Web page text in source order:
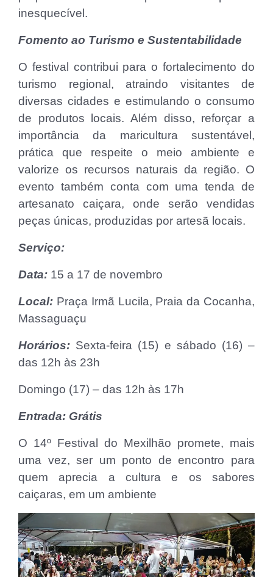
inesquecível.
Fomento ao Turismo e Sustentabilidade
O festival contribui para o fortalecimento do
turismo regional, atraindo visitantes de
diversas cidades e estimulando o consumo
de produtos locais. Além disso, reforçar a
importância da maricultura sustentável,
prática que respeite o meio ambiente e
valorize os recursos naturais da região. O
evento também conta com uma tenda de
artesanato caiçara, onde serão vendidas
peças únicas, produzidas por artesã locais.
Serviço:
Data: 15 a 17 de novembro
Local: Praça Irmã Lucila, Praia da Cocanha,
Massaguaçu
Horários: Sexta-feira (15) e sábado (16) –
das 12h às 23h
Domingo (17) – das 12h às 17h
Entrada: Grátis
O 14º Festival do Mexilhão promete, mais
uma vez, ser um ponto de encontro para
quem aprecia a cultura e os sabores
caiçaras, em um ambiente